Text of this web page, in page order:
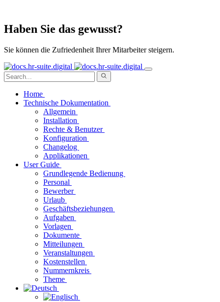
Haben Sie das gewusst?
Sie können die Zufriedenheit Ihrer Mitarbeiter steigern.
Home
Technische Dokumentation
Allgemein
Installation
Rechte & Benutzer
Konfiguration
Changelog
Applikationen
User Guide
Grundlegende Bedienung
Personal
Bewerber
Urlaub
Geschäftsbeziehungen
Aufgaben
Vorlagen
Dokumente
Mitteilungen
Veranstaltungen
Kostenstellen
Nummernkreis
Theme